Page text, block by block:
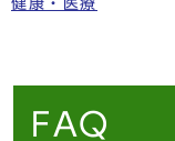
健康・医療
FAQ